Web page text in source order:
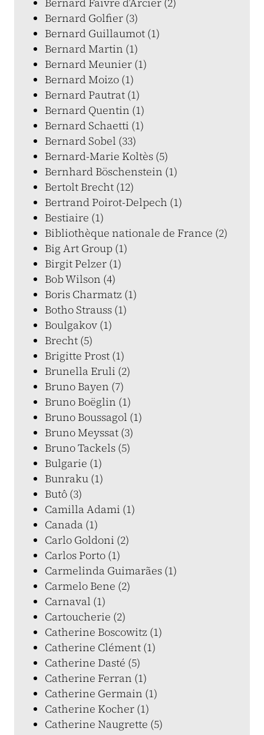
Bernard Golfier (3)
Bernard Guillaumot (1)
Bernard Martin (1)
Bernard Meunier (1)
Bernard Moizo (1)
Bernard Pautrat (1)
Bernard Quentin (1)
Bernard Schaetti (1)
Bernard Sobel (33)
Bernard-Marie Koltès (5)
Bernhard Böschenstein (1)
Bertolt Brecht (12)
Bertrand Poirot-Delpech (1)
Bestiaire (1)
Bibliothèque nationale de France (2)
Big Art Group (1)
Birgit Pelzer (1)
Bob Wilson (4)
Boris Charmatz (1)
Botho Strauss (1)
Boulgakov (1)
Brecht (5)
Brigitte Prost (1)
Brunella Eruli (2)
Bruno Bayen (7)
Bruno Boëglin (1)
Bruno Boussagol (1)
Bruno Meyssat (3)
Bruno Tackels (5)
Bulgarie (1)
Bunraku (1)
Butô (3)
Camilla Adami (1)
Canada (1)
Carlo Goldoni (2)
Carlos Porto (1)
Carmelinda Guimarães (1)
Carmelo Bene (2)
Carnaval (1)
Cartoucherie (2)
Catherine Boscowitz (1)
Catherine Clément (1)
Catherine Dasté (5)
Catherine Ferran (1)
Catherine Germain (1)
Catherine Kocher (1)
Catherine Naugrette (5)